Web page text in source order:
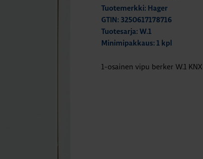
Tuotemerkki: Hager
GTIN: 3250617178716
Tuotesarja: W.1
Minimipakkaus: 1 kpl
1-osainen vipu berker W.1